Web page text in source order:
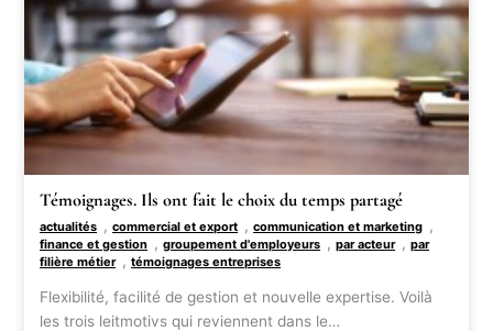
Témoignages. Ils ont fait le choix du temps partagé
actualités ,commercial et export ,communication et marketing ,
finance et gestion ,groupement d'employeurs ,par acteur ,par
filière métier ,témoignages entreprises
Flexibilité, facilité de gestion et nouvelle expertise. Voilà
les trois leitmotivs qui reviennent dans le…